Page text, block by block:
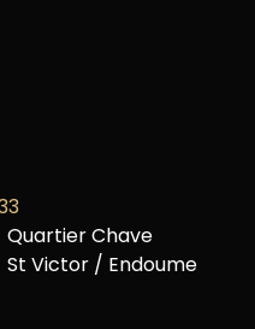
Quartier Chave
St Victor / Endoume